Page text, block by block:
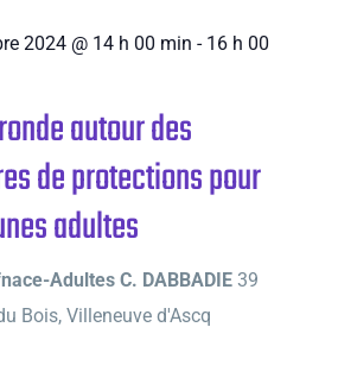
2024 @ 14 h 00 min - 16 h 00
autour des
de protections pour
adultes
Adultes C. DABBADIE 39
Bois, Villeneuve d'Ascq